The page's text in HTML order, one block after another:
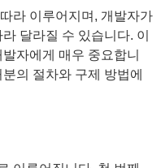
라 이루어지며, 개발자가
달라질 수 있습니다. 이
자에게 매우 중요합니
의 절차와 구제 방법에